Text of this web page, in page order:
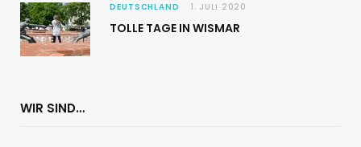
DEUTSCHLAND 1. JULI 2020
TOLLE TAGE IN WISMAR
WIR SIND…